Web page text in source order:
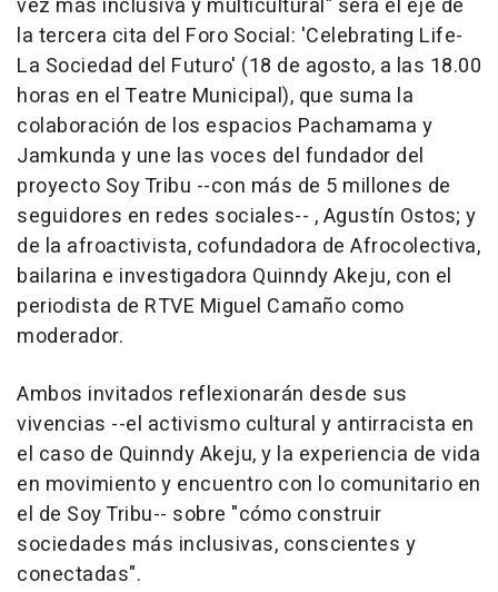
vez más inclusiva y multicultural" será el eje de
la tercera cita del Foro Social: 'Celebrating Life-
La Sociedad del Futuro' (18 de agosto, a las 18.00
horas en el Teatre Municipal), que suma la
colaboración de los espacios Pachamama y
Jamkunda y une las voces del fundador del
proyecto Soy Tribu --con más de 5 millones de
seguidores en redes sociales-- , Agustín Ostos; y
de la afroactivista, cofundadora de Afrocolectiva,
bailarina e investigadora Quinndy Akeju, con el
periodista de RTVE Miguel Camaño como
moderador.
Ambos invitados reflexionarán desde sus
vivencias --el activismo cultural y antirracista en
el caso de Quinndy Akeju, y la experiencia de vida
en movimiento y encuentro con lo comunitario en
el de Soy Tribu-- sobre "cómo construir
sociedades más inclusivas, conscientes y
conectadas".